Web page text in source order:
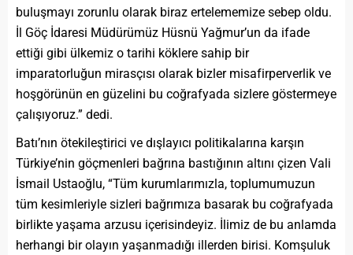
buluşmayı zorunlu olarak biraz ertelememize sebep oldu.
İl Göç İdaresi Müdürümüz Hüsnü Yağmur’un da ifade
ettiği gibi ülkemiz o tarihi köklere sahip bir
imparatorluğun mirasçısı olarak bizler misafirperverlik ve
hoşgörünün en güzelini bu coğrafyada sizlere göstermeye
çalışıyoruz.” dedi.
Batı’nın ötekileştirici ve dışlayıcı politikalarına karşın
Türkiye’nin göçmenleri bağrına bastığının altını çizen Vali
İsmail Ustaoğlu, “Tüm kurumlarımızla, toplumumuzun
tüm kesimleriyle sizleri bağrımıza basarak bu coğrafyada
birlikte yaşama arzusu içerisindeyiz. İlimiz de bu anlamda
herhangi bir olayın yaşanmadığı illerden birisi. Komşuluk